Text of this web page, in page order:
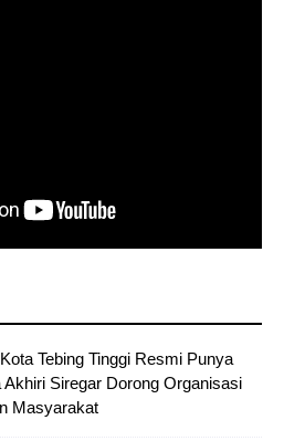
Tebing Tinggi Resmi Punya
Akhiri Siregar Dorong Organisasi
Masyarakat